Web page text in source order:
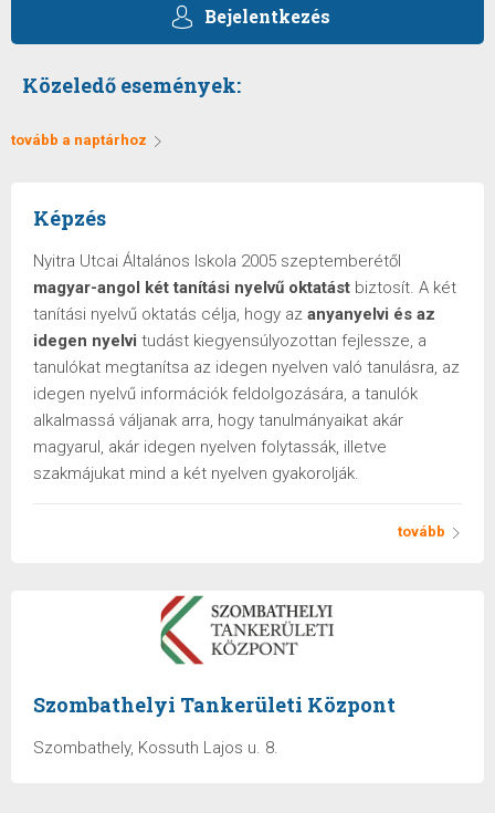
Bejelentkezés
Közeledő események:
tovább a naptárhoz
Képzés
Nyitra Utcai Általános Iskola 2005 szeptemberétől
magyar-angol két tanítási nyelvű oktatást biztosít. A két
tanítási nyelvű oktatás célja, hogy az anyanyelvi és az
idegen nyelvi tudást kiegyensúlyozottan fejlessze, a
tanulókat megtanítsa az idegen nyelven való tanulásra, az
idegen nyelvű információk feldolgozására, a tanulók
alkalmassá váljanak arra, hogy tanulmányaikat akár
magyarul, akár idegen nyelven folytassák, illetve
szakmájukat mind a két nyelven gyakorolják.
tovább
Szombathelyi Tankerületi Központ
Szombathely, Kossuth Lajos u. 8.